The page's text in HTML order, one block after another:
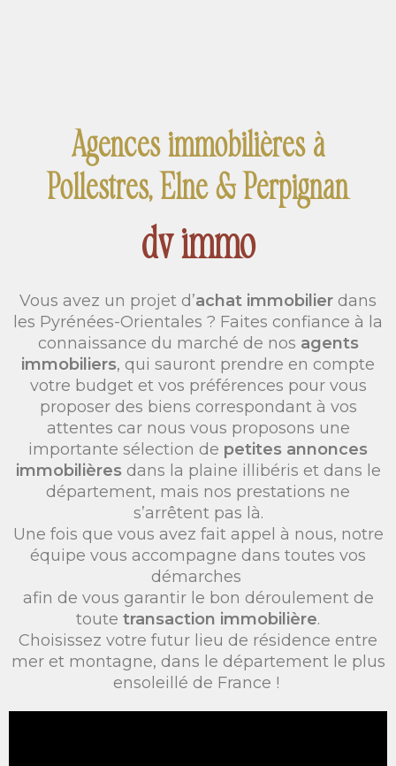
Agences immobilières à
Pollestres, Elne & Perpignan
dv immo
Vous avez un projet d’achat immobilier dans
les Pyrénées-Orientales ? Faites confiance à la
connaissance du marché de nos agents
immobiliers, qui sauront prendre en compte
votre budget et vos préférences pour vous
proposer des biens correspondant à vos
attentes car nous vous proposons une
importante sélection de petites annonces
immobilières dans la plaine illibéris et dans le
département, mais nos prestations ne
s’arrêtent pas là.
Une fois que vous avez fait appel à nous, notre
équipe vous accompagne dans toutes vos
démarches
afin de vous garantir le bon déroulement de
toute transaction immobilière.
Choisissez votre futur lieu de résidence entre
mer et montagne, dans le département le plus
ensoleillé de France !